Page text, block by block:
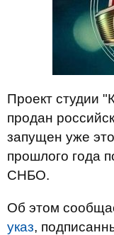
Проект студии
продан
запущен уже
прошлого года
СНБО.
Об этом
указ,